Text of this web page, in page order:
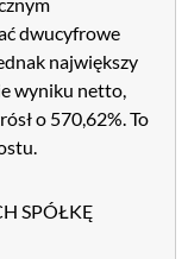
dwucyfrowe
największy
wyniku netto,
o 570,62%. To
SPÓŁKĘ